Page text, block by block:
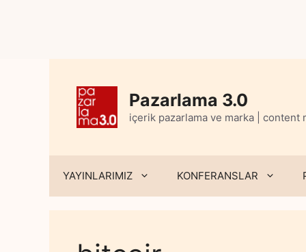
Pazarlama 3.0
içerik pazarlama ve marka | content
YAYINLARIMIZ KONFERANSLAR